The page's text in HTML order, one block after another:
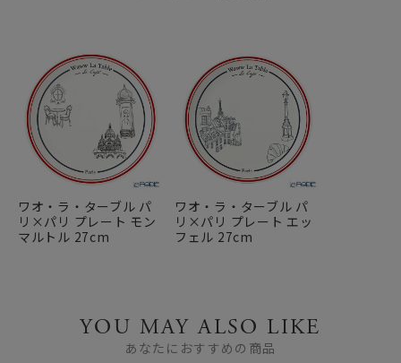
ワオ・ラ・ターブル パ
リ×パリ プレート モン
マルトル 27cm
ワオ・ラ・ターブル パ
リ×パリ プレート エッ
フェル 27cm
YOU MAY ALSO LIKE
あなたにおすすめの商品